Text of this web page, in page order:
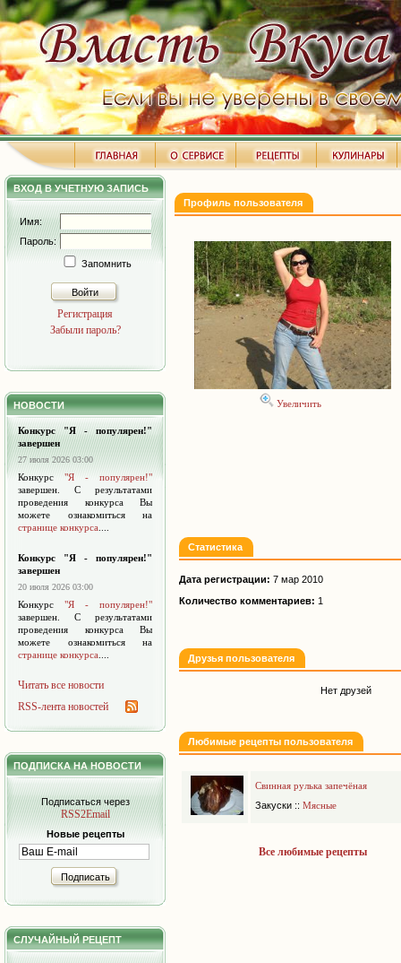
ВХОД В УЧЕТНУЮ ЗАПИСЬ
Имя:
Пароль:
Запомнить
Войти
Регистрация
Забыли пароль?
НОВОСТИ
Конкурс "Я - популярен!"
завершен
27 июля 2026 03:00
Конкурс "Я - популярен!"
завершен. С результатами
проведения конкурса Вы
можете ознакомиться на
странице конкурса
Конкурс "Я - популярен!"
завершен
20 июля 2026 03:00
Конкурс "Я - популярен!"
завершен. С результатами
проведения конкурса Вы
можете ознакомиться на
странице конкурса
Читать все новости
RSS-лента новостей
ПОДПИСКА НА НОВОСТИ
Подписаться через
RSS2Email
Новые рецепты
Подписать
СЛУЧАЙНЫЙ РЕЦЕПТ
Профиль пользователя
Увеличить
Статистика
Дата регистрации: 7 мар 2010
Количество комментариев: 1
Друзья пользователя
Нет друзей
Любимые рецепты пользователя
Свинная рулька запечёная
Закуски :: Мясные
Все любимые рецепты